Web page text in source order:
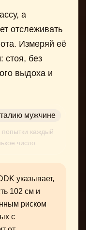
а
отслеживать
Измеряй её
стоя, без
выдоха и
попытки каждый
число.
указывает,
102 см и
риском
с